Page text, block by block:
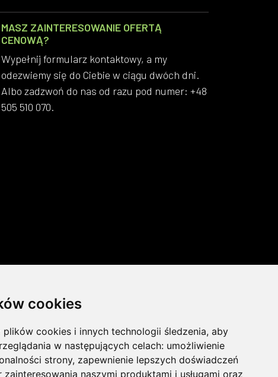
cookies
cookies i innych technologii śledzenia, aby
w następujących celach: umożliwienie
strony, zapewnienie lepszych doświadczeń
zainteresowania naszymi produktami i usługami oraz
MASZ ZAINTERESOWANIE OFERTĄ
CENOWĄ?
Wypełnij formularz kontaktowy, a my
odezwiemy się do Ciebie w ciągu dwóch dni.
Albo zadzwoń do nas od razu pod numer: +48
505 510 070.
AGENTÓW AI